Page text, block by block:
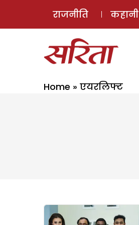
राजनीति कहानी
Home » एयरलिफ्ट